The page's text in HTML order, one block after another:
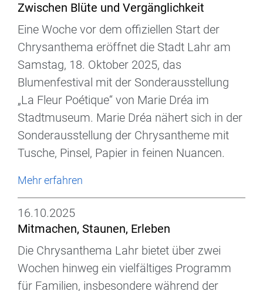
Zwischen Blüte und Vergänglichkeit
Eine Woche vor dem offiziellen Start der
Chrysanthema eröffnet die Stadt Lahr am
Samstag, 18. Oktober 2025, das
Blumenfestival mit der Sonderausstellung
„La Fleur Poétique“ von Marie Dréa im
Stadtmuseum. Marie Dréa nähert sich in der
Sonderausstellung der Chrysantheme mit
Tusche, Pinsel, Papier in feinen Nuancen.
Mehr erfahren
16.10.2025
Mitmachen, Staunen, Erleben
Die Chrysanthema Lahr bietet über zwei
Wochen hinweg ein vielfältiges Programm
für Familien, insbesondere während der